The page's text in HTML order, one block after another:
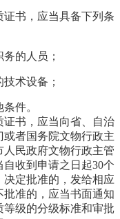
书，应当具备下列条
的人员；
术设备；
件。
书，应当向省、自治
者国务院文物行政主
民政府文物行政主管
收到申请之日起30个
定批准的，发给相应
准的，应当书面通知
级的分级标准和审批